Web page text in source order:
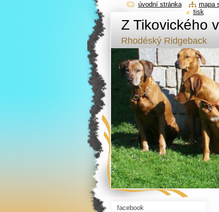
Z Tikovického
Rhodéský Ridgeback
facebook
úvodní stránka mapa
tisk